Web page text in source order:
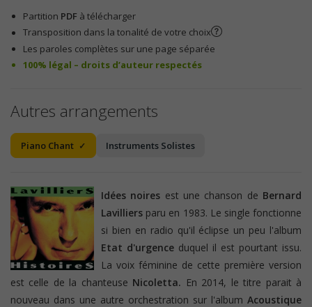
Partition PDF à télécharger
Transposition dans la tonalité de votre choix
Les paroles complètes sur une page séparée
100% légal – droits d’auteur respectés
Autres arrangements
Piano Chant Instruments Solistes
Idées noires est une chanson de Bernard
Lavilliers paru en 1983. Le single fonctionne
si bien en radio qu'il éclipse un peu l'album
Etat d'urgence duquel il est pourtant issu.
La voix féminine de cette première version
est celle de la chanteuse Nicoletta. En 2014, le titre parait à
nouveau dans une autre orchestration sur l'album Acoustique